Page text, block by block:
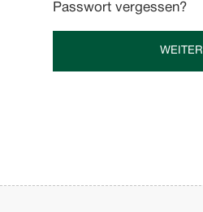
Passwort vergessen?
WEITER